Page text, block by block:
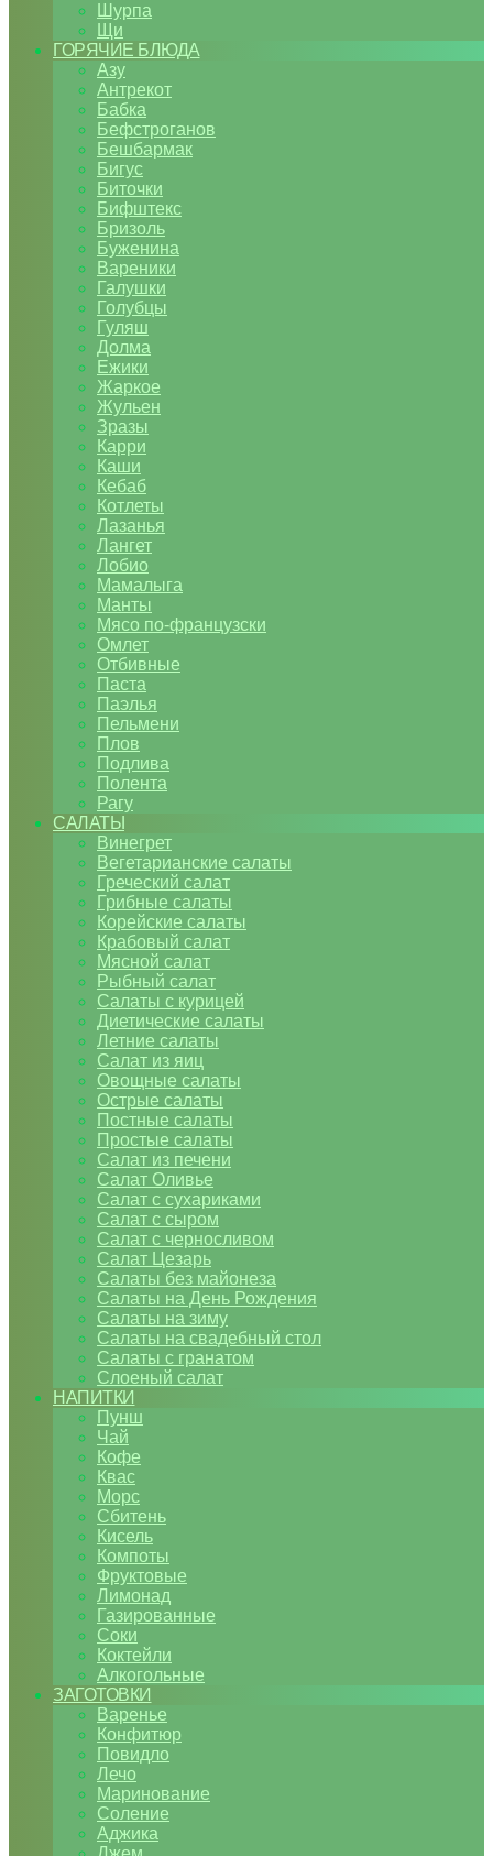
Шурпа
Щи
ГОРЯЧИЕ БЛЮДА
Азу
Антрекот
Бабка
Бефстроганов
Бешбармак
Бигус
Биточки
Бифштекс
Бризоль
Буженина
Вареники
Галушки
Голубцы
Гуляш
Долма
Ежики
Жаркое
Жульен
Зразы
Карри
Каши
Кебаб
Котлеты
Лазанья
Лангет
Лобио
Мамалыга
Манты
Мясо по-французски
Омлет
Отбивные
Паста
Паэлья
Пельмени
Плов
Подлива
Полента
Рагу
САЛАТЫ
Винегрет
Вегетарианские салаты
Греческий салат
Грибные салаты
Корейские салаты
Крабовый салат
Мясной салат
Рыбный салат
Салаты с курицей
Диетические салаты
Летние салаты
Салат из яиц
Овощные салаты
Острые салаты
Постные салаты
Простые салаты
Салат из печени
Салат Оливье
Салат с сухариками
Салат с сыром
Салат с черносливом
Салат Цезарь
Салаты без майонеза
Салаты на День Рождения
Салаты на зиму
Салаты на свадебный стол
Салаты с гранатом
Слоеный салат
НАПИТКИ
Пунш
Чай
Кофе
Квас
Морс
Сбитень
Кисель
Компоты
Фруктовые
Лимонад
Газированные
Соки
Коктейли
Алкогольные
ЗАГОТОВКИ
Варенье
Конфитюр
Повидло
Лечо
Маринование
Соление
Аджика